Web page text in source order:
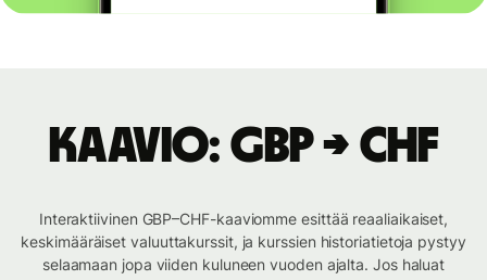
Kaavio: GBP → CHF
Interaktiivinen GBP–CHF-kaaviomme esittää reaaliaikaiset,
keskimääräiset valuuttakurssit, ja kurssien historiatietoja pystyy
selaamaan jopa viiden kuluneen vuoden ajalta. Jos haluat